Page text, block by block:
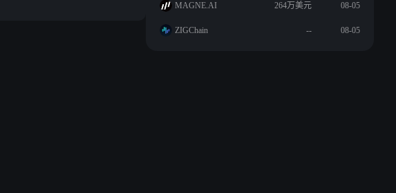
MAGNE.AI 264万美元 08-05
ZIGChain -- 08-05